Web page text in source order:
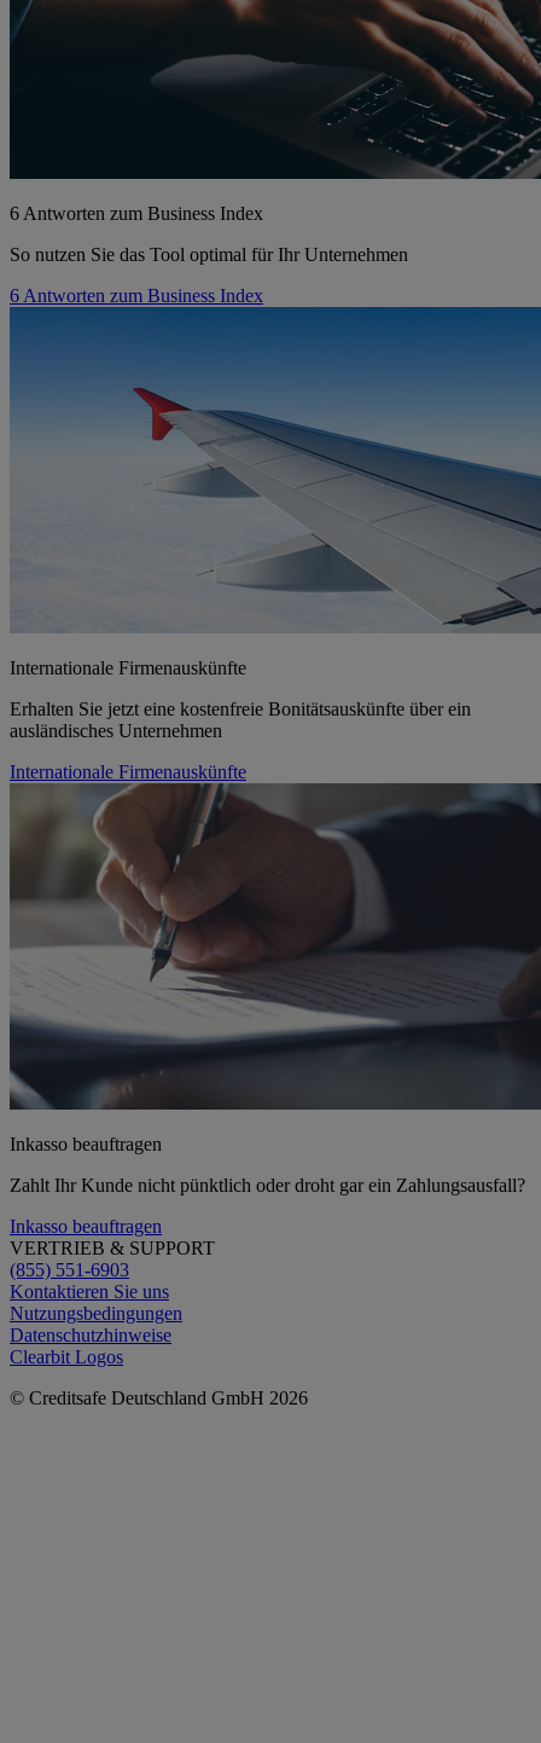
6 Antworten zum Business Index
So nutzen Sie das Tool optimal für Ihr Unternehmen
6 Antworten zum Business Index
Internationale Firmenauskünfte
Erhalten Sie jetzt eine kostenfreie Bonitätsauskünfte über ein
ausländisches Unternehmen
Internationale Firmenauskünfte
Inkasso beauftragen
Zahlt Ihr Kunde nicht pünktlich oder droht gar ein Zahlungsausfall?
Inkasso beauftragen
VERTRIEB & SUPPORT
(855) 551-6903
Kontaktieren Sie uns
Nutzungsbedingungen
Datenschutzhinweise
Clearbit Logos
© Creditsafe Deutschland GmbH 2026